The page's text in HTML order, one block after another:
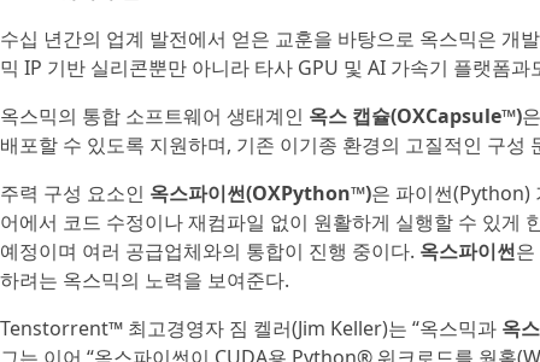
수십 년간의 업계 발전에서 얻은 교훈을 바탕으로 옥스믹은 개
믹 IP 기반 실리콘뿐만 아니라 타사 GPU 및 AI 가속기 플랫폼
옥스믹의 통합 소프트웨어 생태계인 옥스 캡슐(OXCapsule™)
배포할 수 있도록 지원하며, 기존 이기종 환경의 고질적인 구성
주력 구성 요소인 옥스파이썬(OXPython™)은 파이썬(Python)
어에서 코드 수정이나 재컴파일 없이 원활하게 실행할 수 있게
예정이며 여러 공급업체와의 통합이 진행 중이다. 옥스파이썬
하려는 옥스믹의 노력을 보여준다.
Tenstorrent™ 최고경영자 짐 켈러(Jim Keller)는 “옥스믹과 옥